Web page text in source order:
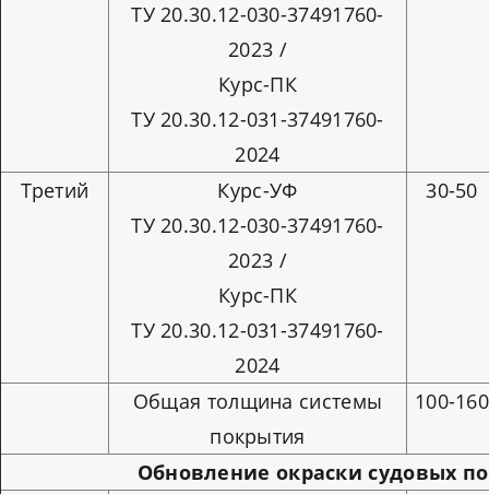
ТУ 20.30.12-030-37491760-
2023 /
Курс-ПК
ТУ 20.30.12-031-37491760-
2024
Третий
Курс-УФ
ТУ 20.30.12-030-37491760-
2023 /
Курс-ПК
ТУ 20.30.12-031-37491760-
2024
30-50
Общая толщина системы
покрытия
100-160
Обновление окраски судовых